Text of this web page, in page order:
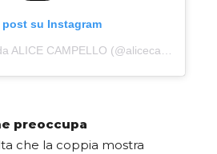
su Instagram
Un post condiviso da ALICE CAMPELLO (@alicecampello)
preoccupa
che la coppia mostra